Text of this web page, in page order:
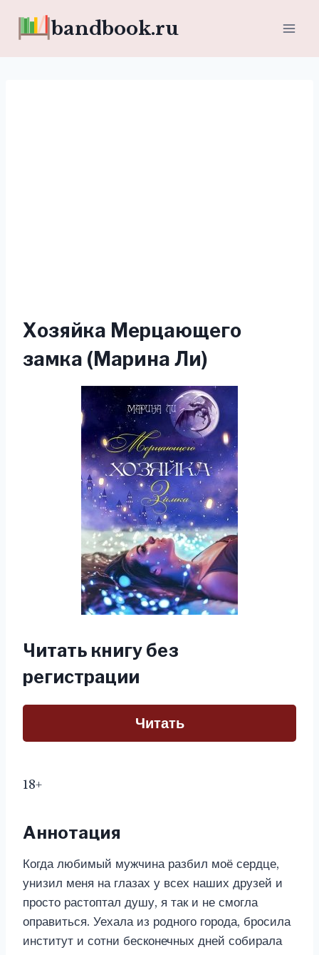
bandbook.ru
Хозяйка Мерцающего
замка (Марина Ли)
Читать книгу без
регистрации
Читать
18+
Аннотация
Когда любимый мужчина разбил моё сердце,
унизил меня на глазах у всех наших друзей и
просто растоптал душу, я так и не смогла
оправиться. Уехала из родного города, бросила
институт и сотни бесконечных дней собирала